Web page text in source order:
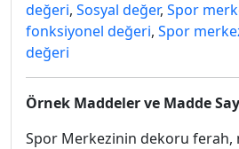
değeri, Sosyal değer, Spor
fonksiyonel değeri, Spor
değeri
Örnek Maddeler ve Madde
Spor Merkezinin dekoru ferah,